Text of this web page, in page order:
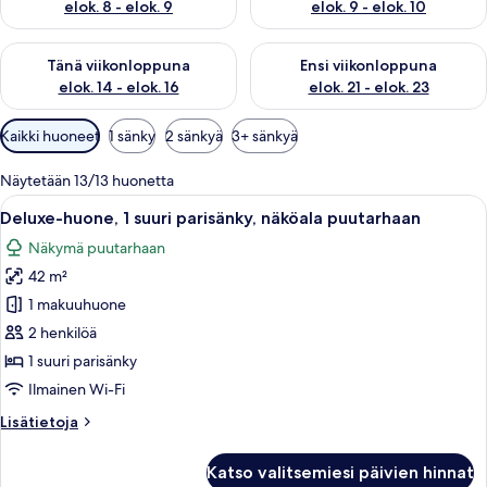
elok. 8 - elok. 9
elok. 9 - elok. 10
Tänä viikonloppuna
elok. 14 - elok. 16
Tarkista tämän viikonlopun saatavuus elok. 14 - elok. 16
Ensi viikonloppuna
elok. 21 - elok. 23
Tarkista ensi viikonlopun
Huoneille
saatavilla
olevia
suodattimia
Kaikki huoneet 1 sänky 2 sänkyä 3+ sänkyä
Näytetään 13/13 huonetta
Avaa
kaikki
huonetyypin
Deluxe-
huone,
1
suuri
parisänky,
puutarhaan
Moderni hotellihuone, jossa on
7
Deluxe-huone, 1 suuri parisänky, näköala puutarhaan
Näkymä puutarhaan
42 m²
1 makuuhuone
2 henkilöä
1 suuri parisänky
Ilmainen Wi-Fi
Lisätietoja
Lisätietoja
Katso valitsemiesi päivien hinnat